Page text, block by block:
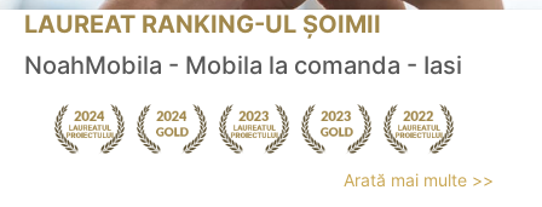
LAUREAT RANKING-UL ȘOIMII
NoahMobila - Mobila la comanda - Iasi
Arată mai multe >>